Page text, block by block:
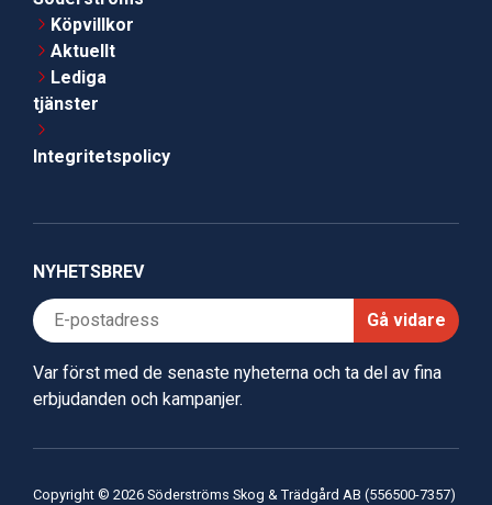
Köpvillkor
Aktuellt
Lediga
tjänster
Integritetspolicy
NYHETSBREV
Gå vidare
Var först med de senaste nyheterna och ta del av fina
erbjudanden och kampanjer.
Copyright © 2026 Söderströms Skog & Trädgård AB (556500-7357)